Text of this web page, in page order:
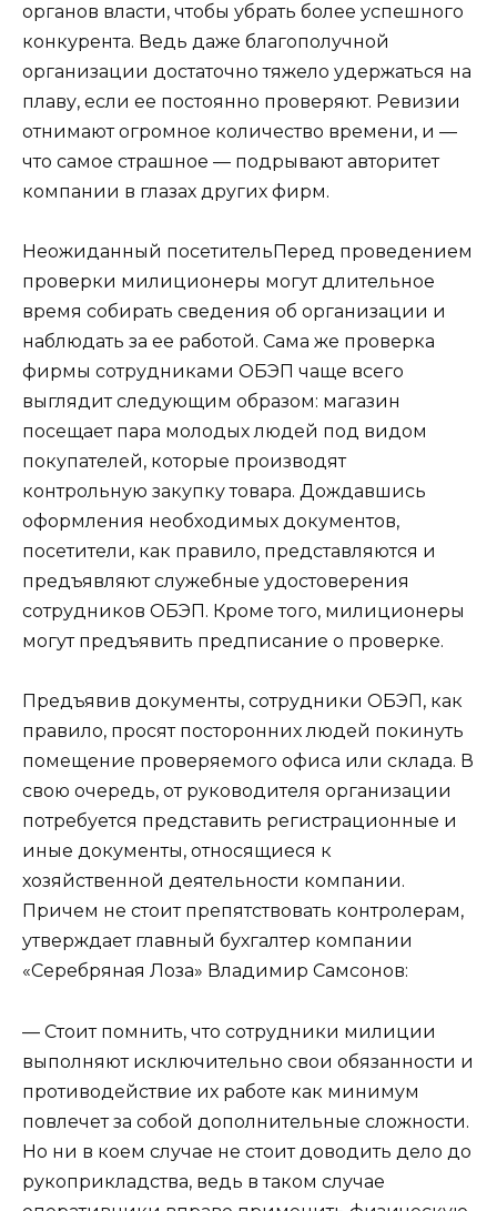
органов власти, чтобы убрать более успешного
конкурента. Ведь даже благополучной
организации достаточно тяжело удержаться на
плаву, если ее постоянно проверяют. Ревизии
отнимают огромное количество времени, и —
что самое страшное — подрывают авторитет
компании в глазах других фирм.
Неожиданный посетитель Перед проведением
проверки милиционеры могут длительное
время собирать сведения об организации и
наблюдать за ее работой. Сама же проверка
фирмы сотрудниками ОБЭП чаще всего
выглядит следующим образом: магазин
посещает пара молодых людей под видом
покупателей, которые производят
контрольную закупку товара. Дождавшись
оформления необходимых документов,
посетители, как правило, представляются и
предъявляют служебные удостоверения
сотрудников ОБЭП. Кроме того, милиционеры
могут предъявить предписание о проверке.
Предъявив документы, сотрудники ОБЭП, как
правило, просят посторонних людей покинуть
помещение проверяемого офиса или склада. В
свою очередь, от руководителя организации
потребуется представить регистрационные и
иные документы, относящиеся к
хозяйственной деятельности компании.
Причем не стоит препятствовать контролерам,
утверждает главный бухгалтер компании
«Серебряная Лоза» Владимир Самсонов:
— Стоит помнить, что сотрудники милиции
выполняют исключительно свои обязанности и
противодействие их работе как минимум
повлечет за собой дополнительные сложности.
Но ни в коем случае не стоит доводить дело до
рукоприкладства, ведь в таком случае